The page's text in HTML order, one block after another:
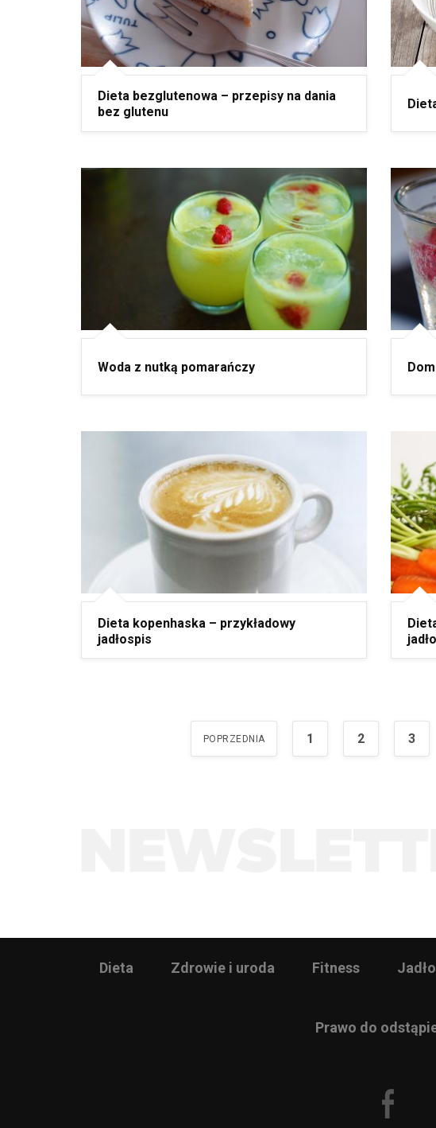
Dieta bezglutenowa – przepisy na dania
bez glutenu
Woda z nutką pomarańczy
Dieta kopenhaska – przykładowy
jadłospis
POPRZEDNIA 1 2 3
Dieta Zdrowie i uroda Fitness
Prawo do